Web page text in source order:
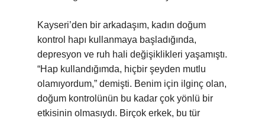
Kayseri’den bir arkadaşım, kadın doğum
kontrol hapı kullanmaya başladığında,
depresyon ve ruh hali değişiklikleri yaşamıştı.
“Hap kullandığımda, hiçbir şeyden mutlu
olamıyordum,” demişti. Benim için ilginç olan,
doğum kontrolünün bu kadar çok yönlü bir
etkisinin olmasıydı. Birçok erkek, bu tür